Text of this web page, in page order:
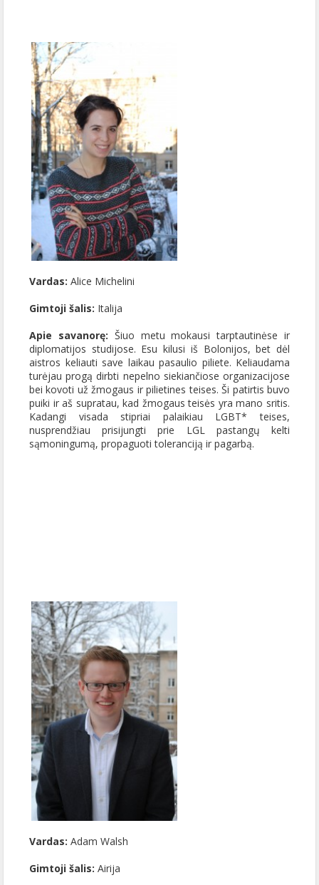
Vardas: Alice Michelini
Gimtoji šalis: Italija
Apie savanorę: Šiuo metu mokausi tarptautinėse ir
diplomatijos studijose. Esu kilusi iš Bolonijos, bet dėl
aistros keliauti save laikau pasaulio piliete. Keliaudama
turėjau progą dirbti nepelno siekiančiose organizacijose
bei kovoti už žmogaus ir pilietines teises. Ši patirtis buvo
puiki ir aš supratau, kad žmogaus teisės yra mano sritis.
Kadangi visada stipriai palaikiau LGBT* teises,
nusprendžiau prisijungti prie LGL pastangų kelti
sąmoningumą, propaguoti toleranciją ir pagarbą.
Vardas: Adam Walsh
Gimtoji šalis: Airija